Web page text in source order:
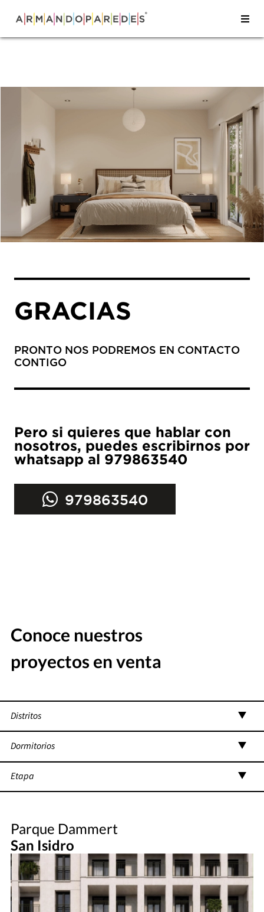
GRACIAS
PRONTO NOS PODREMOS EN CONTACTO
CONTIGO
Pero si quieres que hablar con
nosotros, puedes escribirnos por
whatsapp al 979863540
979863540
Conoce nuestros
proyectos en venta
Distritos
Dormitorios
Etapa
Parque Dammert
San Isidro